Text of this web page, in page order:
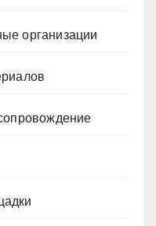
организации